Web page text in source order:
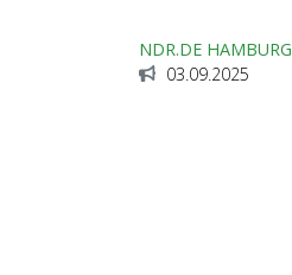
NDR.DE HAMBURG
03.09.2025